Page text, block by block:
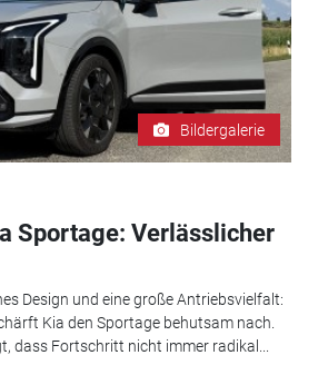
Bildergalerie
Sportage: Verlässlicher
Design und eine große Antriebsvielfalt:
Kia den Sportage behutsam nach.
dass Fortschritt nicht immer radikal...